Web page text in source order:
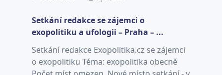
Setkání redakce se zájemci o
exopolitiku a ufologii – Praha – ...
Setkání redakce Exopolitika.cz se zájemci
o exopolitiku Téma: exopolitika obecně